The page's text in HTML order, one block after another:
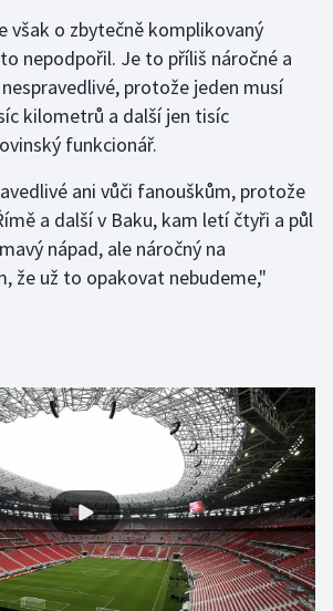
však o zbytečně komplikovaný
nepodpořil. Je to příliš náročné a
protože jeden musí
kilometrů a další jen tisíc
funkcionář.
ani vůči fanouškům, protože
a další v Baku, kam letí čtyři a půl
nápad, ale náročný na
že už to opakovat nebudeme,"